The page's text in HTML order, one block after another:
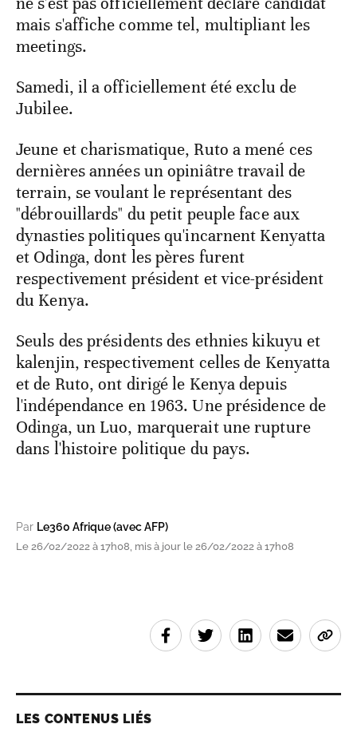
mais s'affiche comme tel, multipliant les
meetings.
Samedi, il a officiellement été exclu de
Jubilee.
Jeune et charismatique, Ruto a mené ces
dernières années un opiniâtre travail de
terrain, se voulant le représentant des
"débrouillards" du petit peuple face aux
dynasties politiques qu'incarnent Kenyatta
et Odinga, dont les pères furent
respectivement président et vice-président
du Kenya.
Seuls des présidents des ethnies kikuyu et
kalenjin, respectivement celles de Kenyatta
et de Ruto, ont dirigé le Kenya depuis
l'indépendance en 1963. Une présidence de
Odinga, un Luo, marquerait une rupture
dans l'histoire politique du pays.
Par Le360 Afrique (avec AFP)
Le 26/02/2022 à 17h08, mis à jour le 26/02/2022 à 17h08
LES CONTENUS LIÉS